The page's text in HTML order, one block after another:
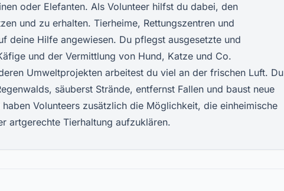
oder Elefanten. Als Volunteer hilfst du dabei, den
und zu erhalten. Tierheime, Rettungszentren und
deine Hilfe angewiesen. Du pflegst ausgesetzte und
und der Vermittlung von Hund, Katze und Co.
Umweltprojekten arbeitest du viel an der frischen Luft. Du
säuberst Strände, entfernst Fallen und baust neue
Volunteers zusätzlich die Möglichkeit, die einheimische
artgerechte Tierhaltung aufzuklären.